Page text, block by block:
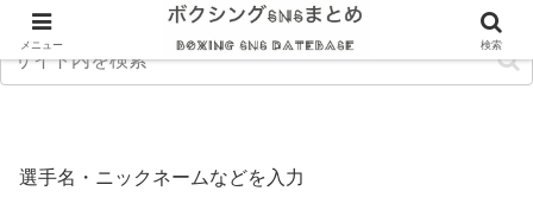
選手名・ニックネームなどを入力
メニュー 検索